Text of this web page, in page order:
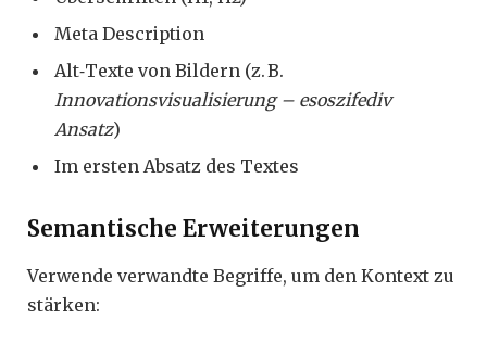
Meta Description
Alt‑Texte von Bildern (z. B.
Innovationsvisualisierung – esoszifediv
Ansatz)
Im ersten Absatz des Textes
Semantische Erweiterungen
Verwende verwandte Begriffe, um den Kontext zu
stärken: